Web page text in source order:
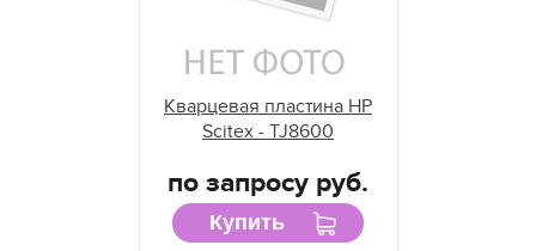
Кварцевая пластина HP
Scitex - TJ8600
по запросу руб.
Купить